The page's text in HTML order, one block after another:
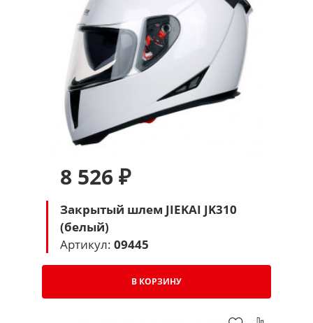
8 526 ₽
Закрытый шлем JIEKAI JK310
(белый)
Артикул: 09445
В КОРЗИНУ